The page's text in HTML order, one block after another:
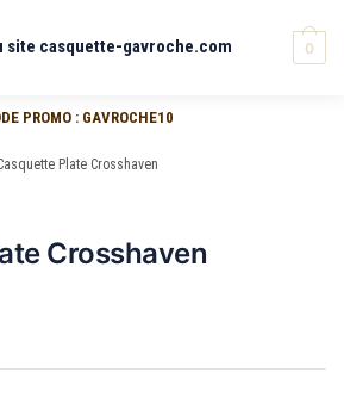
0
PROMO : GAVROCHE10
Plate Crosshaven
Crosshaven